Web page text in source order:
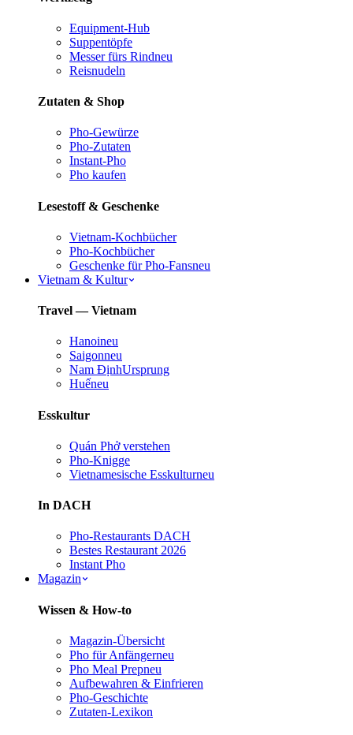
Equipment-Hub
Suppentöpfe
Messer fürs Rindneu
Reisnudeln
Zutaten & Shop
Pho-Gewürze
Pho-Zutaten
Instant-Pho
Pho kaufen
Lesestoff & Geschenke
Vietnam-Kochbücher
Pho-Kochbücher
Geschenke für Pho-Fansneu
Vietnam & Kultur
Travel — Vietnam
Hanoineu
Saigonneu
Nam ĐịnhUrsprung
Huếneu
Esskultur
Quán Phở verstehen
Pho-Knigge
Vietnamesische Esskulturneu
In DACH
Pho-Restaurants DACH
Bestes Restaurant 2026
Instant Pho
Magazin
Wissen & How-to
Magazin-Übersicht
Pho für Anfängerneu
Pho Meal Prepneu
Aufbewahren & Einfrieren
Pho-Geschichte
Zutaten-Lexikon